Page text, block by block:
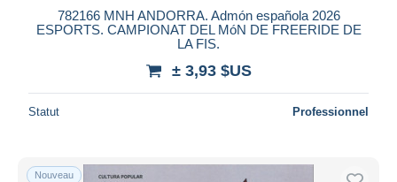
782166 MNH ANDORRA. Admón española 2026
ESPORTS. CAMPIONAT DEL MóN DE FREERIDE DE
LA FIS.
± 3,93 $US
Statut Professionnel
Nouveau